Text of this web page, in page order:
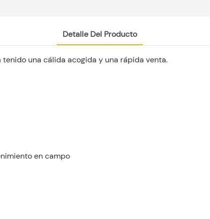
Detalle Del Producto
una cálida acogida y una rápida venta.
en campo